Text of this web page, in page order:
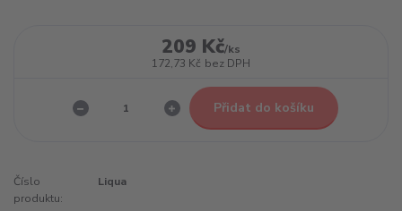
209 Kč/ks
172,73 Kč bez DPH
Přidat do košíku
Číslo
produktu:
Liqua